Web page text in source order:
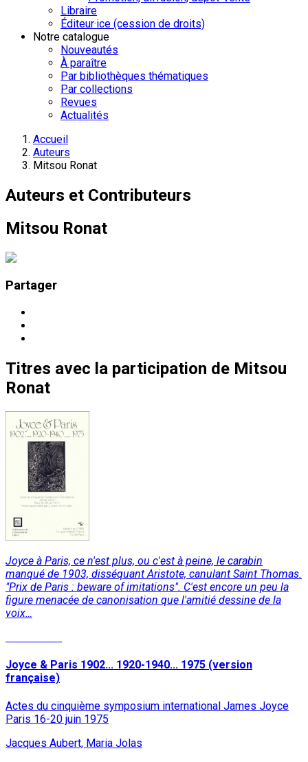
Libraire
Éditeur·ice (cession de droits)
Notre catalogue
Nouveautés
À paraître
Par bibliothèques thématiques
Par collections
Revues
Actualités
Accueil
Auteurs
Mitsou Ronat
Auteurs et Contributeurs
Mitsou Ronat
Partager
Titres avec la participation de Mitsou
Ronat
Joyce à Paris, ce n'est plus, ou c'est à peine, le carabin
manqué de 1903, disséquant Aristote, canulant Saint Thomas.
"Prix de Paris : beware of imitations". C'est encore un peu la
figure menacée de canonisation que l'amitié dessine de la
voix…
Joyce & Paris 1902... 1920-1940... 1975 (version
française)
Actes du cinquième symposium international James Joyce
Paris 16-20 juin 1975
Jacques Aubert, Maria Jolas